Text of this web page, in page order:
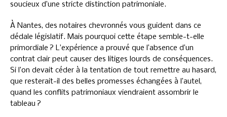
soucieux d’une stricte distinction patrimoniale.
À Nantes, des notaires chevronnés vous guident dans ce
dédale législatif. Mais pourquoi cette étape semble-t-elle
primordiale ? L’expérience a prouvé que l’absence d’un
contrat clair peut causer des litiges lourds de conséquences.
Si l’on devait céder à la tentation de tout remettre au hasard,
que resterait-il des belles promesses échangées à l’autel,
quand les conflits patrimoniaux viendraient assombrir le
tableau ?